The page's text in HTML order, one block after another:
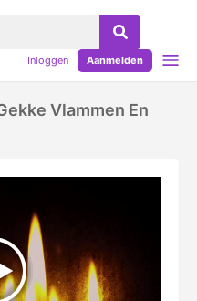
Inloggen Aanmelden
Vlammen En